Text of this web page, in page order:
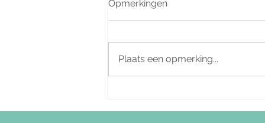
Opmerkingen
Plaats een opmerking...